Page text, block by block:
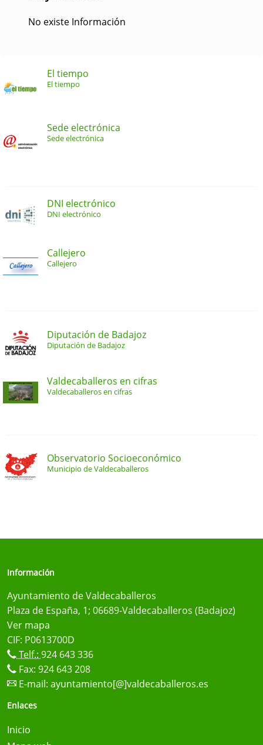
No existe Información
El tiempo
El tiempo
Sede electrónica
Sede electrónica
DNI electrónico
DNI electrónico
Callejero
Callejero
Diputación de Badajoz
Diputación de Badajoz
Valdecaballeros en cifras
Valdecaballeros en cifras
Observatorio Socioeconómico
Municipio de Valdecaballeros
Información
Ayuntamiento de Valdecaballeros
Plaza de España, 1; 06689-Valdecaballeros (Badajoz)
Ver mapa
CIF: P0613700D
Telf.: 924 643 336
Fax: 924 643 208
E-mail: ayuntamiento[@]valdecaballeros.es
Enlaces
Inicio